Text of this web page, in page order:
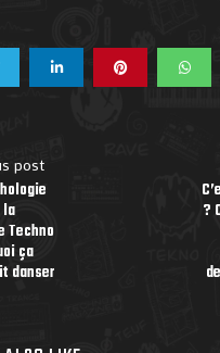
post
la
Techno
ça
danser
?